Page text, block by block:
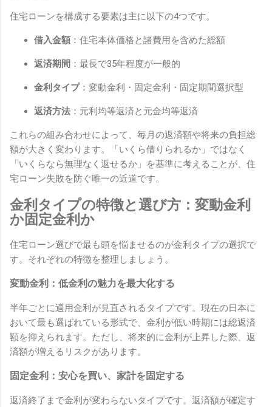
住宅ローンを構成する要素は主に以下の4つです。
借入金額 ：住宅本体価格と諸費用を含めた総額
返済期間 ：最長で35年程度が一般的
金利タイプ：変動金利・固定金利・固定期間選択型
返済方法 ：元利均等返済と元金均等返済
これらの組み合わせによって、毎月の返済額や将来の負担総
額が大きく変わります。「いくら借りられるか」ではなく
「いくらなら無理なく返せるか」を基準に考えることが、住
宅ローン失敗を防ぐ唯一の近道です。
金利タイプの特徴と選び方：変動金利
か固定金利か
住宅ローン選びで最も頭を悩ませるのが金利タイプの選択で
す。それぞれの特徴を整理しましょう。
変動金利：低金利の魅力を最大化する
半年ごとに適用金利が見直されるタイプです。現在の日本に
おいて最も選ばれている形式で、金利が低い時期には総返済
額を抑えられます。ただし、将来的に金利が上昇した際、返
済額が増えるリスクがあります。
固定金利：安心を買い、家計を固定する
返済終了まで金利が変わらないタイプです。返済額が確定す